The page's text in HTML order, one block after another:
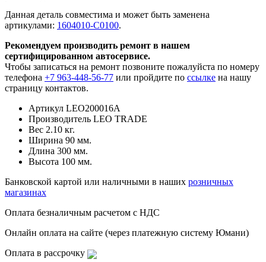
Данная деталь совместима и может быть заменена
артикулами: 1604010-C0100.
Рекомендуем производить ремонт в нашем
сертифицированном автосервисе.
Чтобы записаться на ремонт позвоните пожалуйста по номеру
телефона +7 963-448-56-77 или пройдите по ссылке на нашу
страницу контактов.
Артикул LEO200016A
Производитель LEO TRADE
Вес 2.10 кг.
Ширина 90 мм.
Длина 300 мм.
Высота 100 мм.
Банковской картой или наличными в наших розничных
магазинах
Оплата безналичным расчетом с НДС
Онлайн оплата на сайте (через платежную систему Юмани)
Оплата в рассрочку